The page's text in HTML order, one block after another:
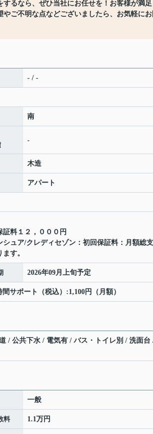
るなら、ぜひ当社にお任せを！お客様が満
ご不明な点などございましたら、お気軽に
- / -
南
-
木造
アパート
料１２，０００円
ュア/クレディセゾン：初回保証料：月額総
す。
2026年09月上旬予定
サポート（税込）:1,100円（月額）
/ 公共下水 / 電気有 / バス・トイレ別 / 洗面台
一般
料 1.1万円